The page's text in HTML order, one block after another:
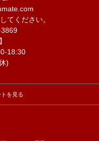
てください。
18:30
)
トを見る